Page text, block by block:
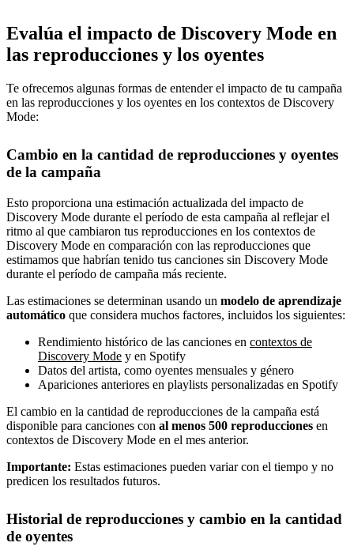
Evalúa el impacto de Discovery Mode en
las reproducciones y los oyentes
Te ofrecemos algunas formas de entender el impacto de tu campaña
en las reproducciones y los oyentes en los contextos de Discovery
Mode:
Cambio en la cantidad de reproducciones y oyentes
de la campaña
Esto proporciona una estimación actualizada del impacto de
Discovery Mode durante el período de esta campaña al reflejar el
ritmo al que cambiaron tus reproducciones en los contextos de
Discovery Mode en comparación con las reproducciones que
estimamos que habrían tenido tus canciones sin Discovery Mode
durante el período de campaña más reciente.
Las estimaciones se determinan usando un modelo de aprendizaje
automático que considera muchos factores, incluidos los siguientes:
Rendimiento histórico de las canciones en contextos de
Discovery Mode y en Spotify
Datos del artista, como oyentes mensuales y género
Apariciones anteriores en playlists personalizadas en Spotify
El cambio en la cantidad de reproducciones de la campaña está
disponible para canciones con al menos 500 reproducciones en
contextos de Discovery Mode en el mes anterior.
Importante: Estas estimaciones pueden variar con el tiempo y no
predicen los resultados futuros.
Historial de reproducciones y cambio en la cantidad
de oyentes